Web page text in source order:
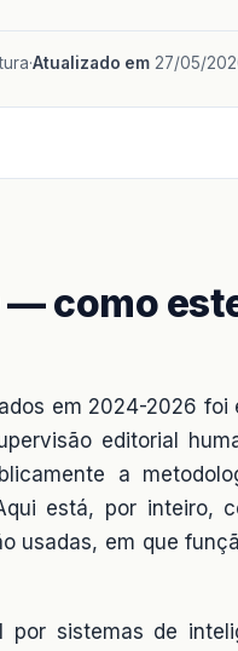
·Atualizado em 27/05/
— como
em 2024-2026 foi
editorial
a
está, por inteiro,
usadas, em que
sistemas de